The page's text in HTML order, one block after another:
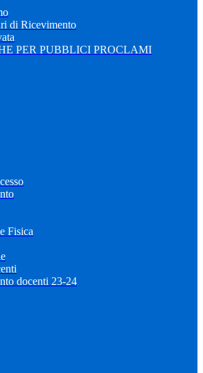
di Ricevimento
PER PUBBLICI PROCLAMI
Fisica
docenti 23-24